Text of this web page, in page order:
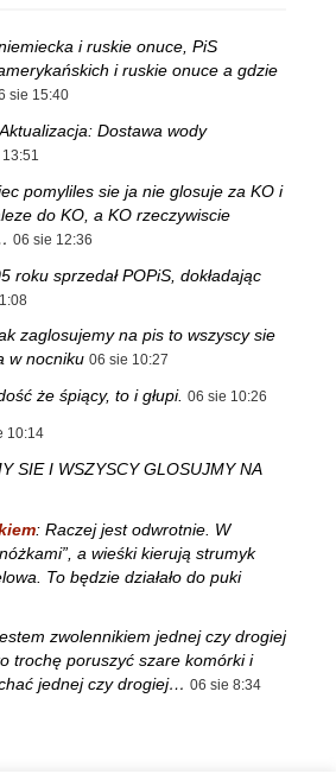
i ruskie onuce, PiS
i ruskie onuce a gdzie
sie 15:40
Aktualizacja: Dostawa wody
pomyliles sie ja nie glosuje za KO i
do KO, a KO rzeczywiscie
06 sie 12:36
roku sprzedał POPiS, dokładając
zaglosujemy na pis to wszyscy sie
w nocniku 06 sie 10:27
że śpiący, to i głupi. 06 sie 10:26
10:14
SIE I WSZYSCY GLOSUJMY NA
: Raczej jest odwrotnie. W
a wieśki kierują strumyk
To będzie działało do puki
zwolennikiem jednej czy drogiej
trochę poruszyć szare komórki i
jednej czy drogiej… 06 sie 8:34